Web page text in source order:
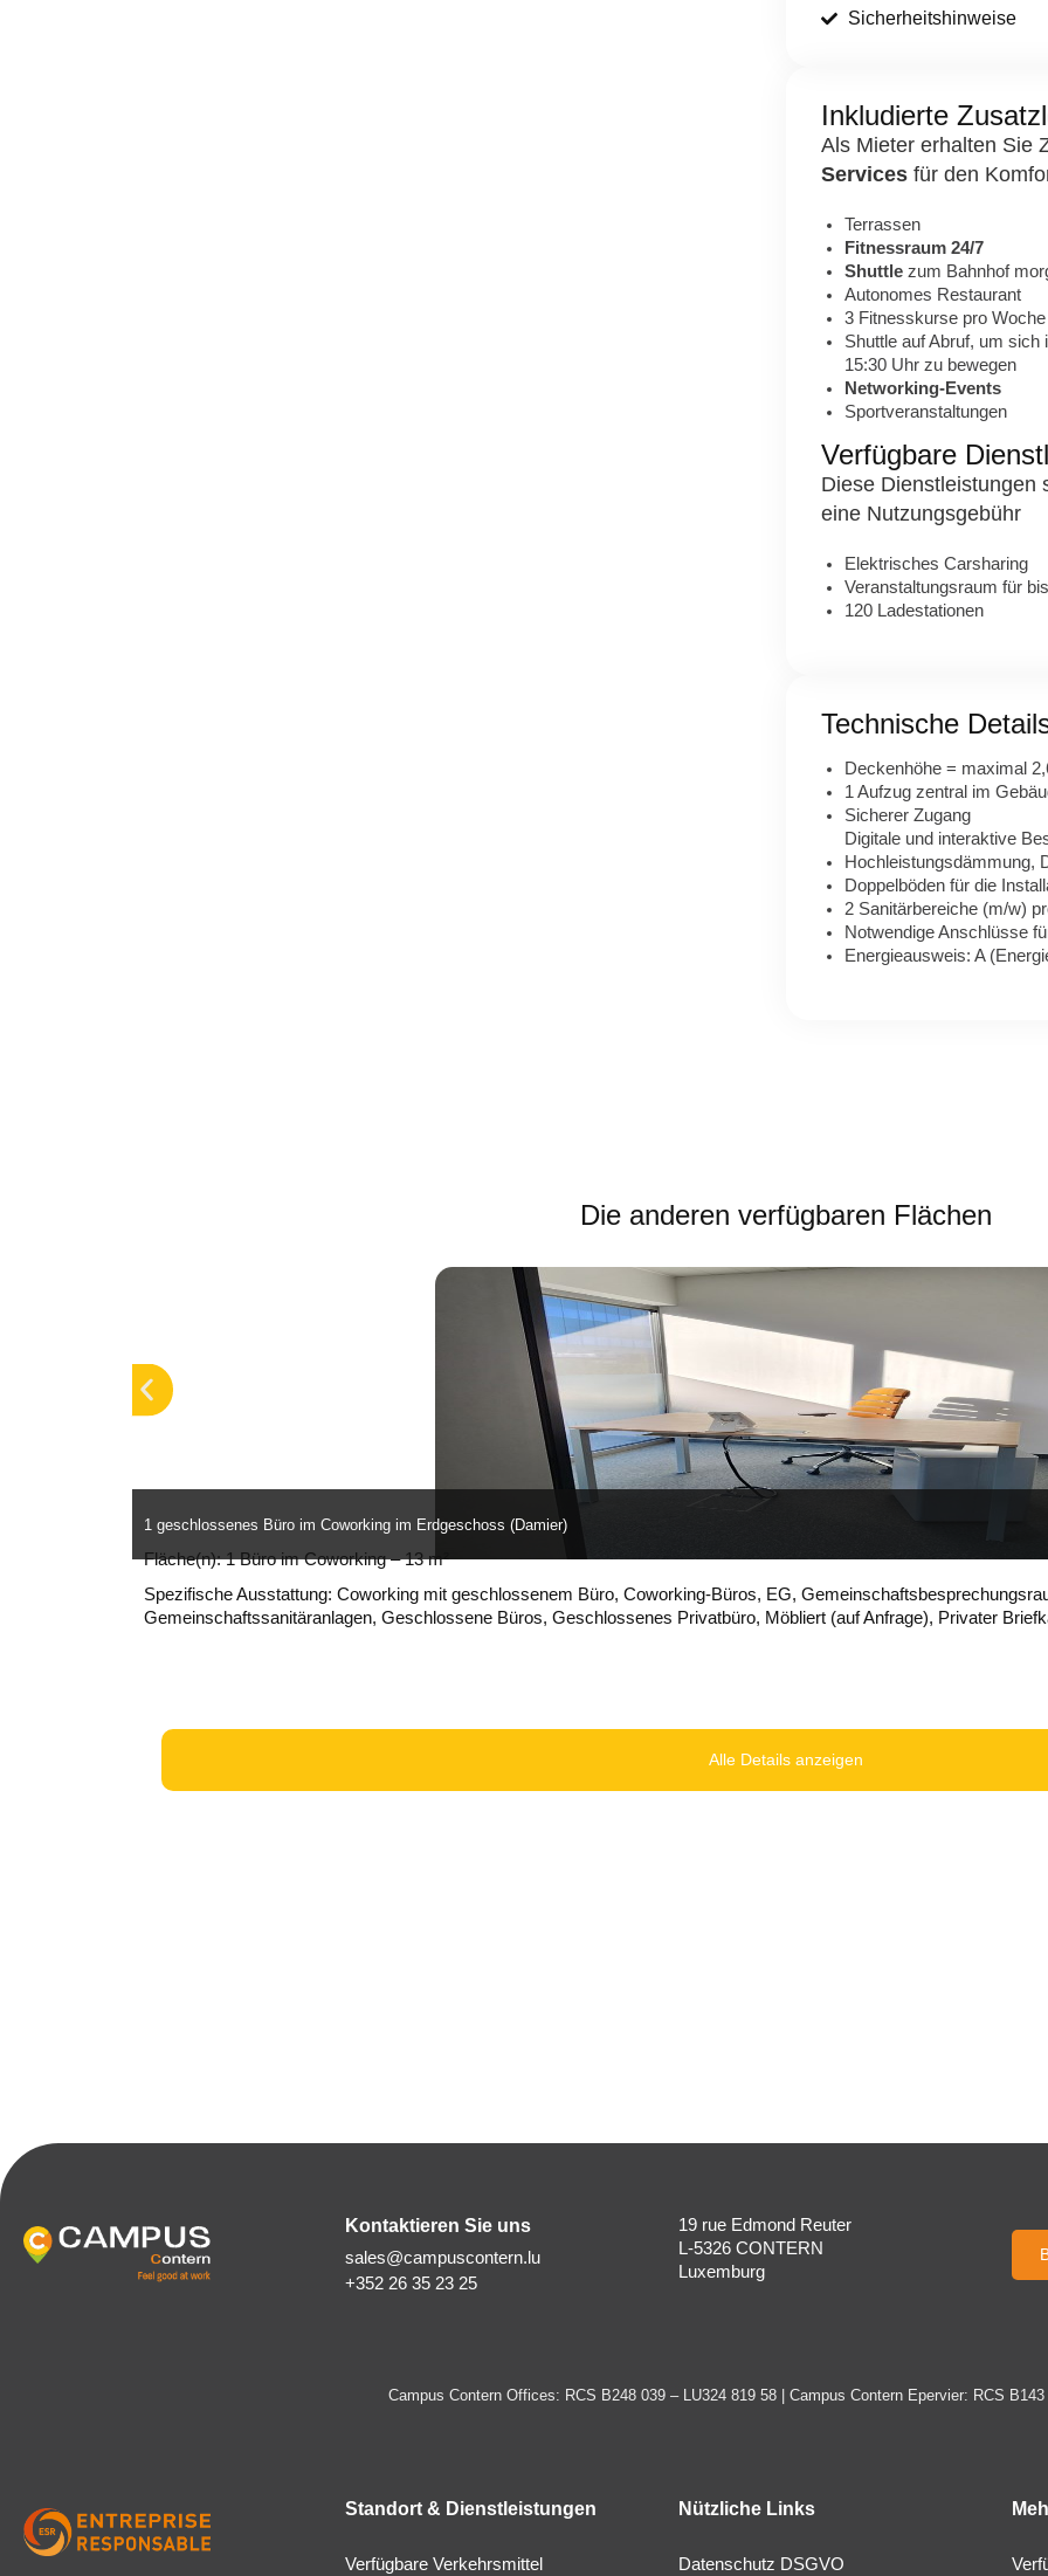
Sicherheitshinweise
Inkludierte
Als Mieter erhalten Sie
Services für den
Terrassen
Fitnessraum 24/7
Shuttle zum Bahnhof
Autonomes Restaurant
3 Fitnesskurse pro Woche
Shuttle auf Abruf, um
15:30 Uhr zu bewegen
Networking-Events
Sportveranstaltungen
Verfügbare
Diese Dienstleistungen
eine Nutzungsgebühr
Elektrisches Carsharing
Veranstaltungsraum für
120 Ladestationen
Technische
Deckenhöhe = maximal
1 Aufzug zentral im
Sicherer Zugang
Digitale und interaktive
Hochleistungsdämmung,
Doppelböden für die
2 Sanitärbereiche (m/w)
Notwendige Anschlüsse
Energieausweis: A
Die anderen verfügbaren Flächen
1 geschlossenes Büro im Coworking im Erdgeschoss (Damier)
Fläche(n): 1 Büro im Coworking – 13 m²
Spezifische Ausstattung: Coworking mit geschlossenem Büro, Coworking-Büros, EG,
Gemeinschaftssanitäranlagen, Geschlossene Büros, Geschlossenes Privatbüro, Möbliert (auf Anfrage), Privater
Alle Details anzeigen
Kontaktieren Sie uns
sales@campuscontern.lu
+352 26 35 23 25
19 rue Edmond Reuter
L-5326 CONTERN
Luxemburg
Campus Contern Offices: RCS B248 039 – LU324 819 58 | Campus Contern Epervier: RCS
Standort & Dienstleistungen
Verfügbare Verkehrsmittel
Nützliche Links
Datenschutz DSGVO